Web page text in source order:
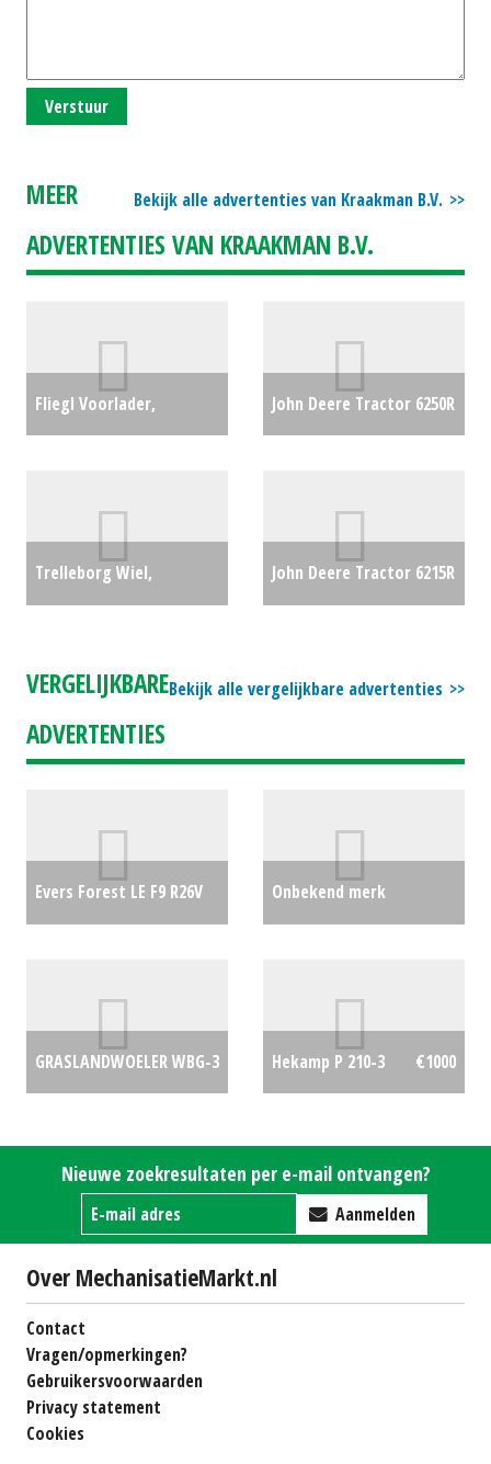
Verstuur
Bekijk alle advertenties van Kraakman B.V.
MEER
ADVERTENTIES VAN KRAAKMAN B.V.
Fliegl Voorlader,
John Deere Tractor 6250R
Trelleborg Wiel,
€8250
John Deere Tractor 6215R
Bekijk alle vergelijkbare advertenties
VERGELIJKBARE
ADVERTENTIES
Evers Forest LE F9 R26V
Onbekend merk
cultivator 270 cm (HA)
#26916
€950
GRASLANDWOELER WBG-3
Hekamp P 210-3 €1000
Nieuwe zoekresultaten per e-mail ontvangen?
Aanmelden
Over MechanisatieMarkt.nl
Contact
Vragen/opmerkingen?
Gebruikersvoorwaarden
Privacy statement
Cookies